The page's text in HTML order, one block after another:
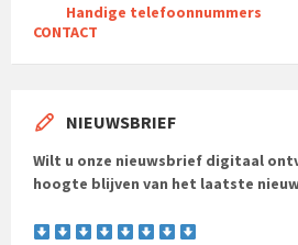
Handige telefoonnummers
CONTACT
NIEUWSBRIEF
Wilt u onze nieuwsbrief digitaal
hoogte blijven van het laatste